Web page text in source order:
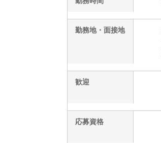
勤務地・面接地
歓迎
応募資格